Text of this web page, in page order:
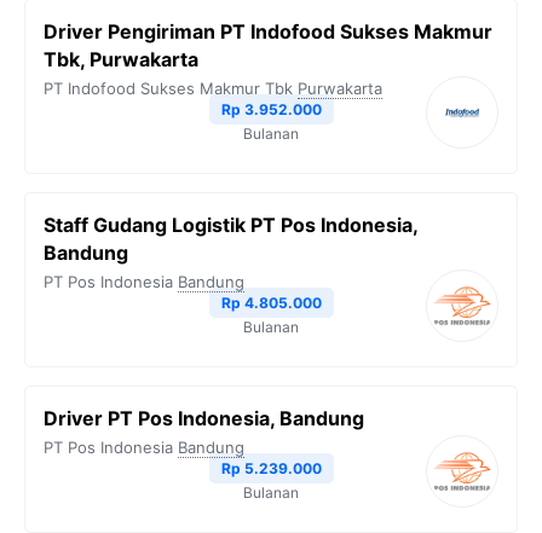
o
o
e
r
a
A
p
i
k
Driver Pengiriman PT Indofood Sukses Makmur
Tbk, Purwakarta
PT Indofood Sukses Makmur Tbk Purwakarta
Rp 3.952.000
Bulanan
Staff Gudang Logistik PT Pos Indonesia,
Bandung
PT Pos Indonesia Bandung
Rp 4.805.000
Bulanan
Driver PT Pos Indonesia, Bandung
PT Pos Indonesia Bandung
Rp 5.239.000
Bulanan